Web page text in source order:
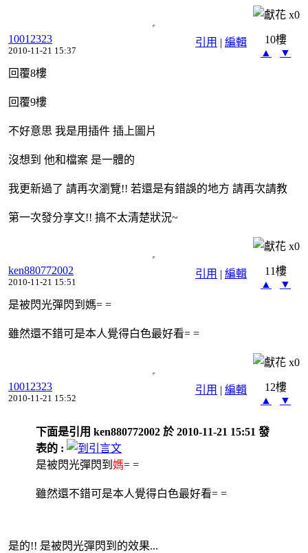
x0
引用 | 編輯
10012323
2010-11-21 15:37
10樓
▲
▼
回覆8樓
回覆9樓
不好意思 我是用插件 插上圖片
沒想到 他和檔案 是一體的
我更新過了 請再次瀏覽!! 若還是有錯誤的地方 請再次請教
第一次發分享文!! 搞不太清楚狀況~
x0
引用 | 編輯
ken880772002
2010-11-21 15:51
11樓
▲
▼
是被閃光彈閃到媽= =
雖然還不錯可是本人覺得白色最好看= =
x0
引用 | 編輯
10012323
2010-11-21 15:52
12樓
▲
▼
下面是引用 ken880772002 於 2010-11-21 15:51 發
表的 :
是被閃光彈閃到 媽= =
雖然還不錯可是本人覺得白色最好看= =
是的!! 是被閃光彈閃到的效果...